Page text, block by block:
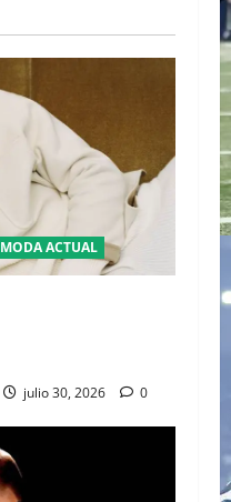
MODA ACTUAL
julio 30, 2026 0